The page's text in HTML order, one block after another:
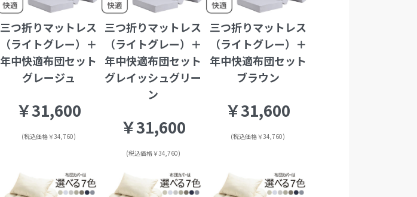
三つ折りマットレス
（ライトグレー）＋
年中快適布団セット
グレージュ
￥31,600
(税込価格￥34,760)
三つ折りマットレス
（ライトグレー）＋
年中快適布団セット
グレイッシュグリー
ン
￥31,600
(税込価格￥34,760)
三つ折りマットレス
（ライトグレー）＋
年中快適布団セット
ブラウン
￥31,600
(税込価格￥34,760)